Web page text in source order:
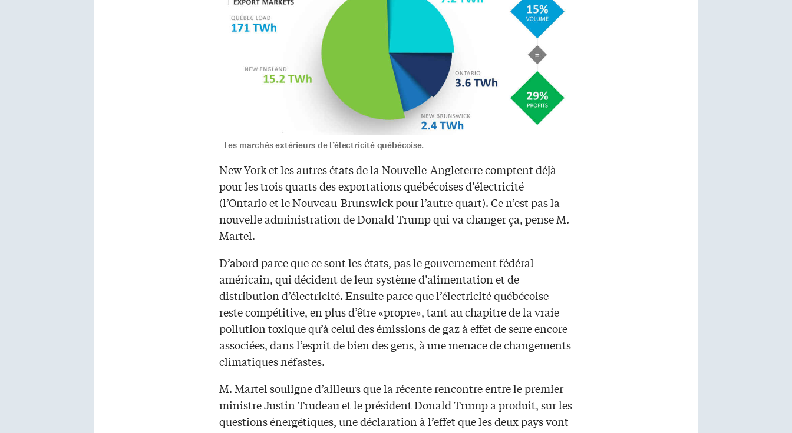
Les marchés extérieurs de l’électricité québécoise.
New York et les autres états de la Nouvelle-Angleterre comptent déjà
pour les trois quarts des exportations québécoises d’électricité
(l’Ontario et le Nouveau-Brunswick pour l’autre quart). Ce n’est pas la
nouvelle administration de Donald Trump qui va changer ça, pense M.
Martel.
D’abord parce que ce sont les états, pas le gouvernement fédéral
américain, qui décident de leur système d’alimentation et de
distribution d’électricité. Ensuite parce que l’électricité québécoise
reste compétitive, en plus d’être «propre», tant au chapitre de la vraie
pollution toxique qu’à celui des émissions de gaz à effet de serre encore
associées, dans l’esprit de bien des gens, à une menace de changements
climatiques néfastes.
M. Martel souligne d’ailleurs que la récente rencontre entre le premier
ministre Justin Trudeau et le président Donald Trump a produit, sur les
questions énergétiques, une déclaration à l’effet que les deux pays vont